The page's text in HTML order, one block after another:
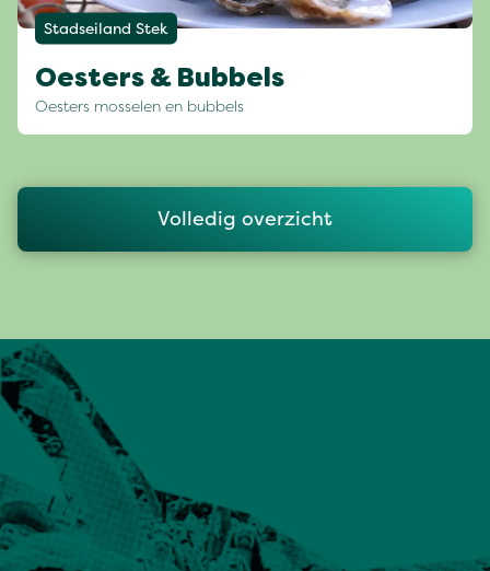
Stadseiland Stek
Oesters & Bubbels
Oesters mosselen en bubbels
Volledig overzicht